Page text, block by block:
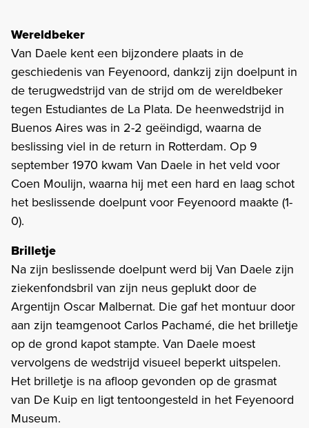
Wereldbeker
Van Daele kent een bijzondere plaats in de
geschiedenis van Feyenoord, dankzij zijn doelpunt in
de terugwedstrijd van de strijd om de wereldbeker
tegen Estudiantes de La Plata. De heenwedstrijd in
Buenos Aires was in 2-2 geëindigd, waarna de
beslissing viel in de return in Rotterdam. Op 9
september 1970 kwam Van Daele in het veld voor
Coen Moulijn, waarna hij met een hard en laag schot
het beslissende doelpunt voor Feyenoord maakte (1-
0).
Brilletje
Na zijn beslissende doelpunt werd bij Van Daele zijn
ziekenfondsbril van zijn neus geplukt door de
Argentijn Oscar Malbernat. Die gaf het montuur door
aan zijn teamgenoot Carlos Pachamé, die het brilletje
op de grond kapot stampte. Van Daele moest
vervolgens de wedstrijd visueel beperkt uitspelen.
Het brilletje is na afloop gevonden op de grasmat
van De Kuip en ligt tentoongesteld in het Feyenoord
Museum.